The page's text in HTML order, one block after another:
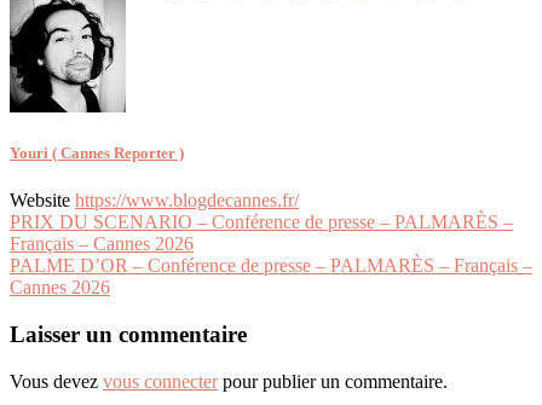
Youri ( Cannes Reporter )
Website https://www.blogdecannes.fr/
Navigation
de
l’article
PRIX DU SCENARIO – Conférence de presse – PALMARÈS –
Français – Cannes 2026
PALME D’OR – Conférence de presse – PALMARÈS – Français –
Cannes 2026
Laisser un commentaire
Vous devez vous connecterpour publier un commentaire.